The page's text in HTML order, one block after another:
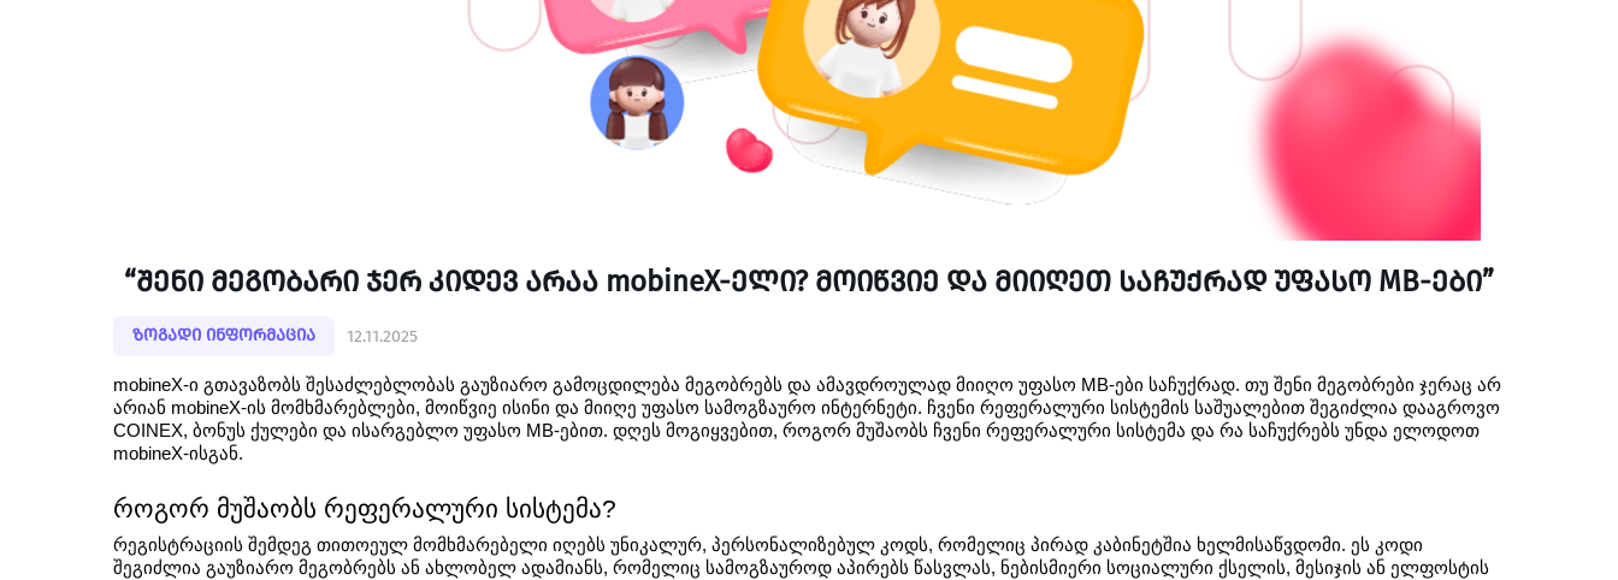
“შენი მეგობარი ჯერ კიდევ არაა mobineX-ელი? მოიწვიე და მიიღეთ საჩუქრად უფასო MB-ები”
ზოგადი ინფორმაცია 12.11.2025
mobineX-ი გთავაზობს შესაძლებლობას გაუზიარო გამოცდილება მეგობრებს და ამავდროულად მიიღო უფასო MB-ები საჩუქრად. თუ შენი მეგობრები ჯერაც არ
არიან mobineX-ის მომხმარებლები, მოიწვიე ისინი და მიიღე უფასო სამოგზაურო ინტერნეტი. ჩვენი რეფერალური სისტემის საშუალებით შეგიძლია დააგროვო
COINEX, ბონუს ქულები და ისარგებლო უფასო MB-ებით. დღეს მოგიყვებით, როგორ მუშაობს ჩვენი რეფერალური სისტემა და რა საჩუქრებს უნდა ელოდოთ
mobineX-ისგან.
როგორ მუშაობს რეფერალური სისტემა?
რეგისტრაციის შემდეგ თითოეულ მომხმარებელი იღებს უნიკალურ, პერსონალიზებულ კოდს, რომელიც პირად კაბინეტშია ხელმისაწვდომი. ეს კოდი
შეგიძლია გაუზიარო მეგობრებს ან ახლობელ ადამიანს, რომელიც სამოგზაუროდ აპირებს წასვლას, ნებისმიერი სოციალური ქსელის, მესიჯის ან ელფოსტის